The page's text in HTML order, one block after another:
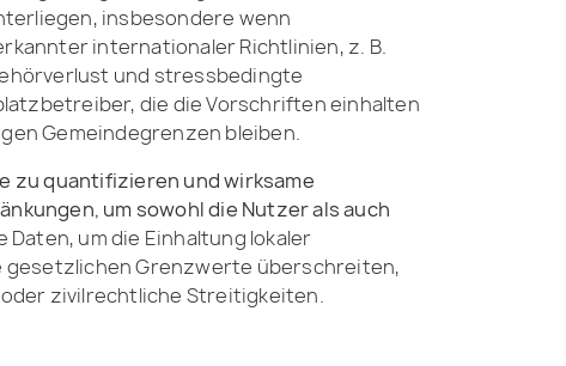
insbesondere wenn
internationaler Richtlinien, z. B.
und stressbedingte
die die Vorschriften einhalten
Gemeindegrenzen bleiben.
zu quantifizieren und wirksame
um sowohl die Nutzer als auch
um die Einhaltung lokaler
gesetzlichen Grenzwerte überschreiten,
zivilrechtliche Streitigkeiten.